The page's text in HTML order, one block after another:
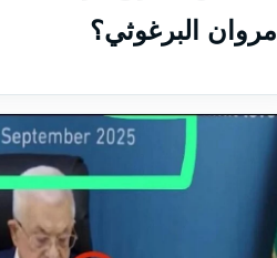
مروان البرغوثي؟